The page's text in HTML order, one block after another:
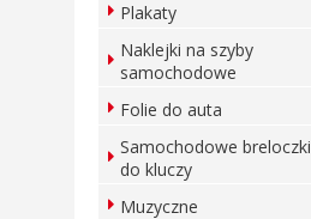
Plakaty
Naklejki na szyby
samochodowe
Folie do auta
Samochodowe breloczki
do kluczy
Muzyczne